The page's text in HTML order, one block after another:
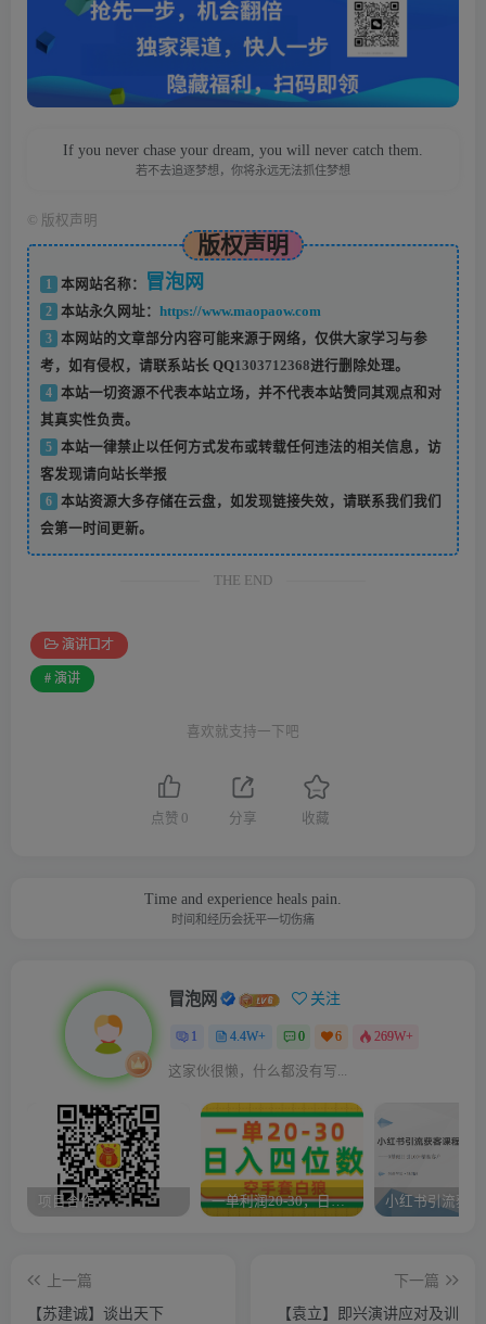
If you never chase your dream, you will never catch them.
若不去追逐梦想，你将永远无法抓住梦想
版权声明
版权声明
1 本网站名称： 冒泡网
2 本站永久网址： https://www.maopaow.com
3
本网站的文章部分内容可能来源于网络，仅供大家学习与参
考，如有侵权，请联系站长 QQ1303712368进行删除处理。
4
本站一切资源不代表本站立场，并不代表本站赞同其观点和对
其真实性负责。
5
本站一律禁止以任何方式发布或转载任何违法的相关信息，访
客发现请向站长举报
6
本站资源大多存储在云盘，如发现链接失效，请联系我们我们
会第一时间更新。
THE END
演讲口才
# 演讲
喜欢就支持一下吧
点赞 0 分享 收藏
Time and experience heals pain.
时间和经历会抚平一切伤痛
冒泡网 关注
1 4.4W+ 0 6 269W+
这家伙很懒，什么都没有写...
项目合作 一单利润20-30，日入四位数，空手套白狼，只要做就能赚，简单无套路
上一篇
【苏建诚】谈出天下
下一篇
【袁立】即兴演讲应对及训